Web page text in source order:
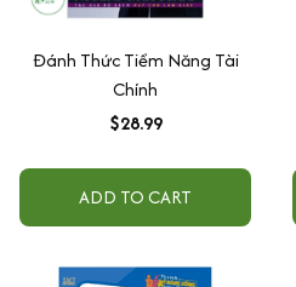
Đánh Thức Tiềm Năng Tài
Chính
$28.99
ADD TO CART